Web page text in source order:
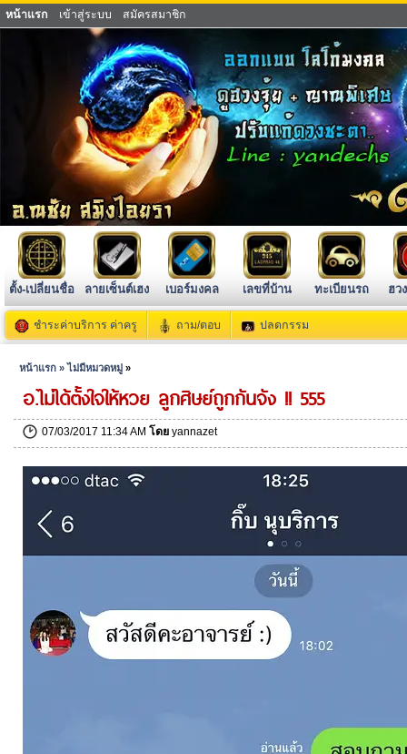
หน้าแรก เข้าสู่ระบบ สมัครสมาชิก
ตั้ง-เปลี่ยนชื่อ ลายเซ็นต์เฮง เบอร์มงคล เลขที่บ้าน ทะเบียนรถ ฮว
ชำระค่าบริการ ค่าครู ถาม/ตอบ ปลดกรรม
หน้าแรก »ไม่มีหมวดหมู่ »
อ.ไม่ได้ตั้งใจให้หวย ลูกศิษย์ถูกกันจัง !! 555
07/03/2017 11:34 AM โดย yannazet